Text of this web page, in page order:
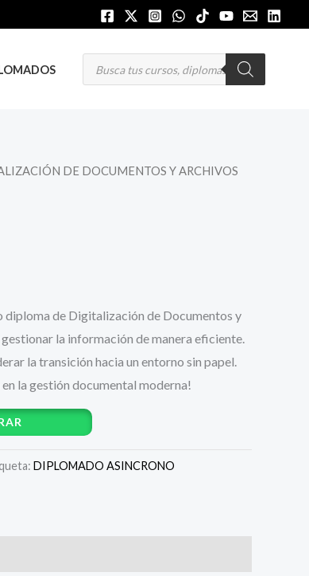
Búsqueda
productos
DE DOCUMENTOS Y ARCHIVOS
diploma de Digitalización de Documentos y
la información de manera eficiente.
la transición hacia un entorno sin papel.
la gestión documental moderna!
DIPLOMADO ASINCRONO